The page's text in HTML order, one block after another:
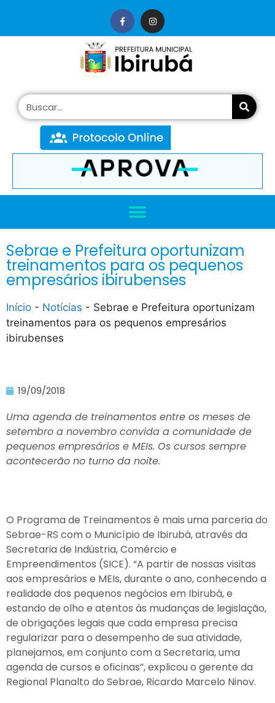
Sebrae e Prefeitura oportunizam
treinamentos para os pequenos
empresários ibirubenses
Início - Notícias - Sebrae e Prefeitura oportunizam
treinamentos para os pequenos empresários
ibirubenses
19/09/2018
Uma agenda de treinamentos entre os meses de
setembro a novembro convida a comunidade de
pequenos empresários e MEIs. Os cursos sempre
acontecerão no turno da noite.
O Programa de Treinamentos é mais uma parceria do
Sebrae-RS com o Município de Ibirubá, através da
Secretaria de Indústria, Comércio e
Empreendimentos (SICE). “A partir de nossas visitas
aos empresários e MEIs, durante o ano, conhecendo a
realidade dos pequenos negócios em Ibirubá, e
estando de olho e atentos às mudanças de legislação,
de obrigações legais que cada empresa precisa
regularizar para o desempenho de sua atividade,
planejamos, em conjunto com a Secretaria, uma
agenda de cursos e oficinas”, explicou o gerente da
Regional Planalto do Sebrae, Ricardo Marcelo Ninov.